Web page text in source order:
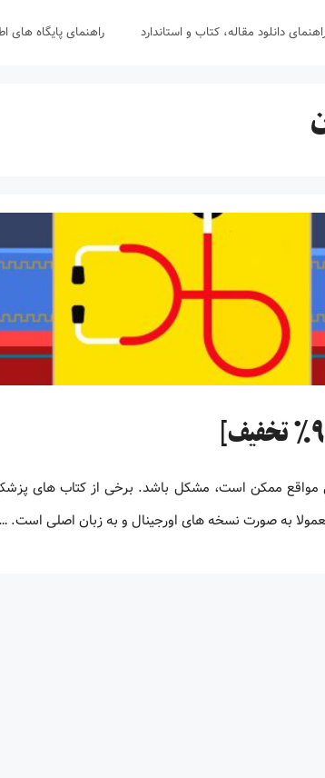
دانلود مقاله، کتاب و استاندارد راهنمای پایگاه های
مواقع ممکن است، مشکل باشد. برخی از کتاب های
به صورت نسخه های اورجینال و به زبان اصلی است. …